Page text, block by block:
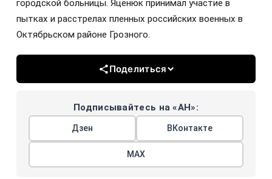
городской больницы. Яценюк принимал участие в
пытках и расстрелах пленных российских военных в
Октябрьском районе Грозного.
Поделиться
Подписывайтесь на «АН»:
Дзен ВКонтакте
МАХ